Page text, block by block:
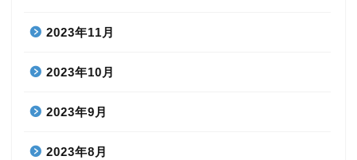
2023年11月
2023年10月
2023年9月
2023年8月